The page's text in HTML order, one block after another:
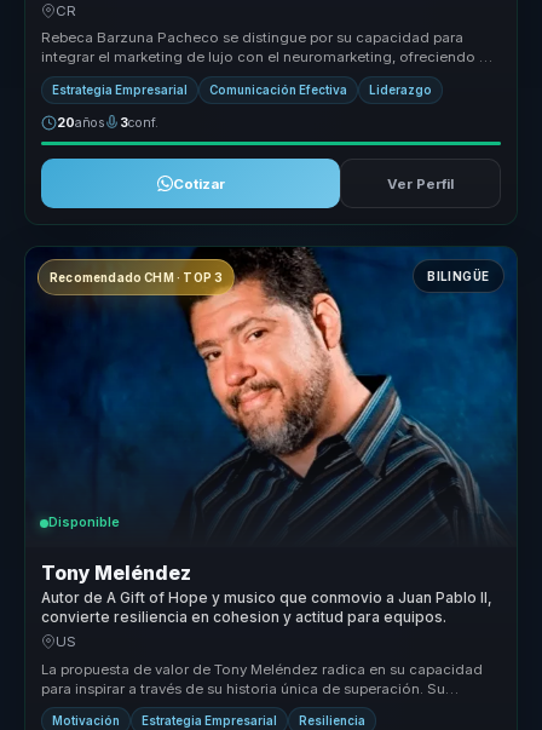
posicionamiento y ventaja competitiva.
CR
Rebeca Barzuna Pacheco se distingue por su capacidad para
integrar el marketing de lujo con el neuromarketing, ofreciendo un
enfoque únic...
Estrategia Empresarial Comunicación Efectiva Liderazgo
20años 3conf.
Cotizar Ver Perfil
Recomendado CHM · TOP 3 BILINGÜE
Disponible
Tony Meléndez
Autor de A Gift of Hope y musico que conmovio a Juan Pablo II,
convierte resiliencia en cohesion y actitud para equipos.
US
La propuesta de valor de Tony Meléndez radica en su capacidad
para inspirar a través de su historia única de superación. Su
metodología s...
Motivación Estrategia Empresarial Resiliencia